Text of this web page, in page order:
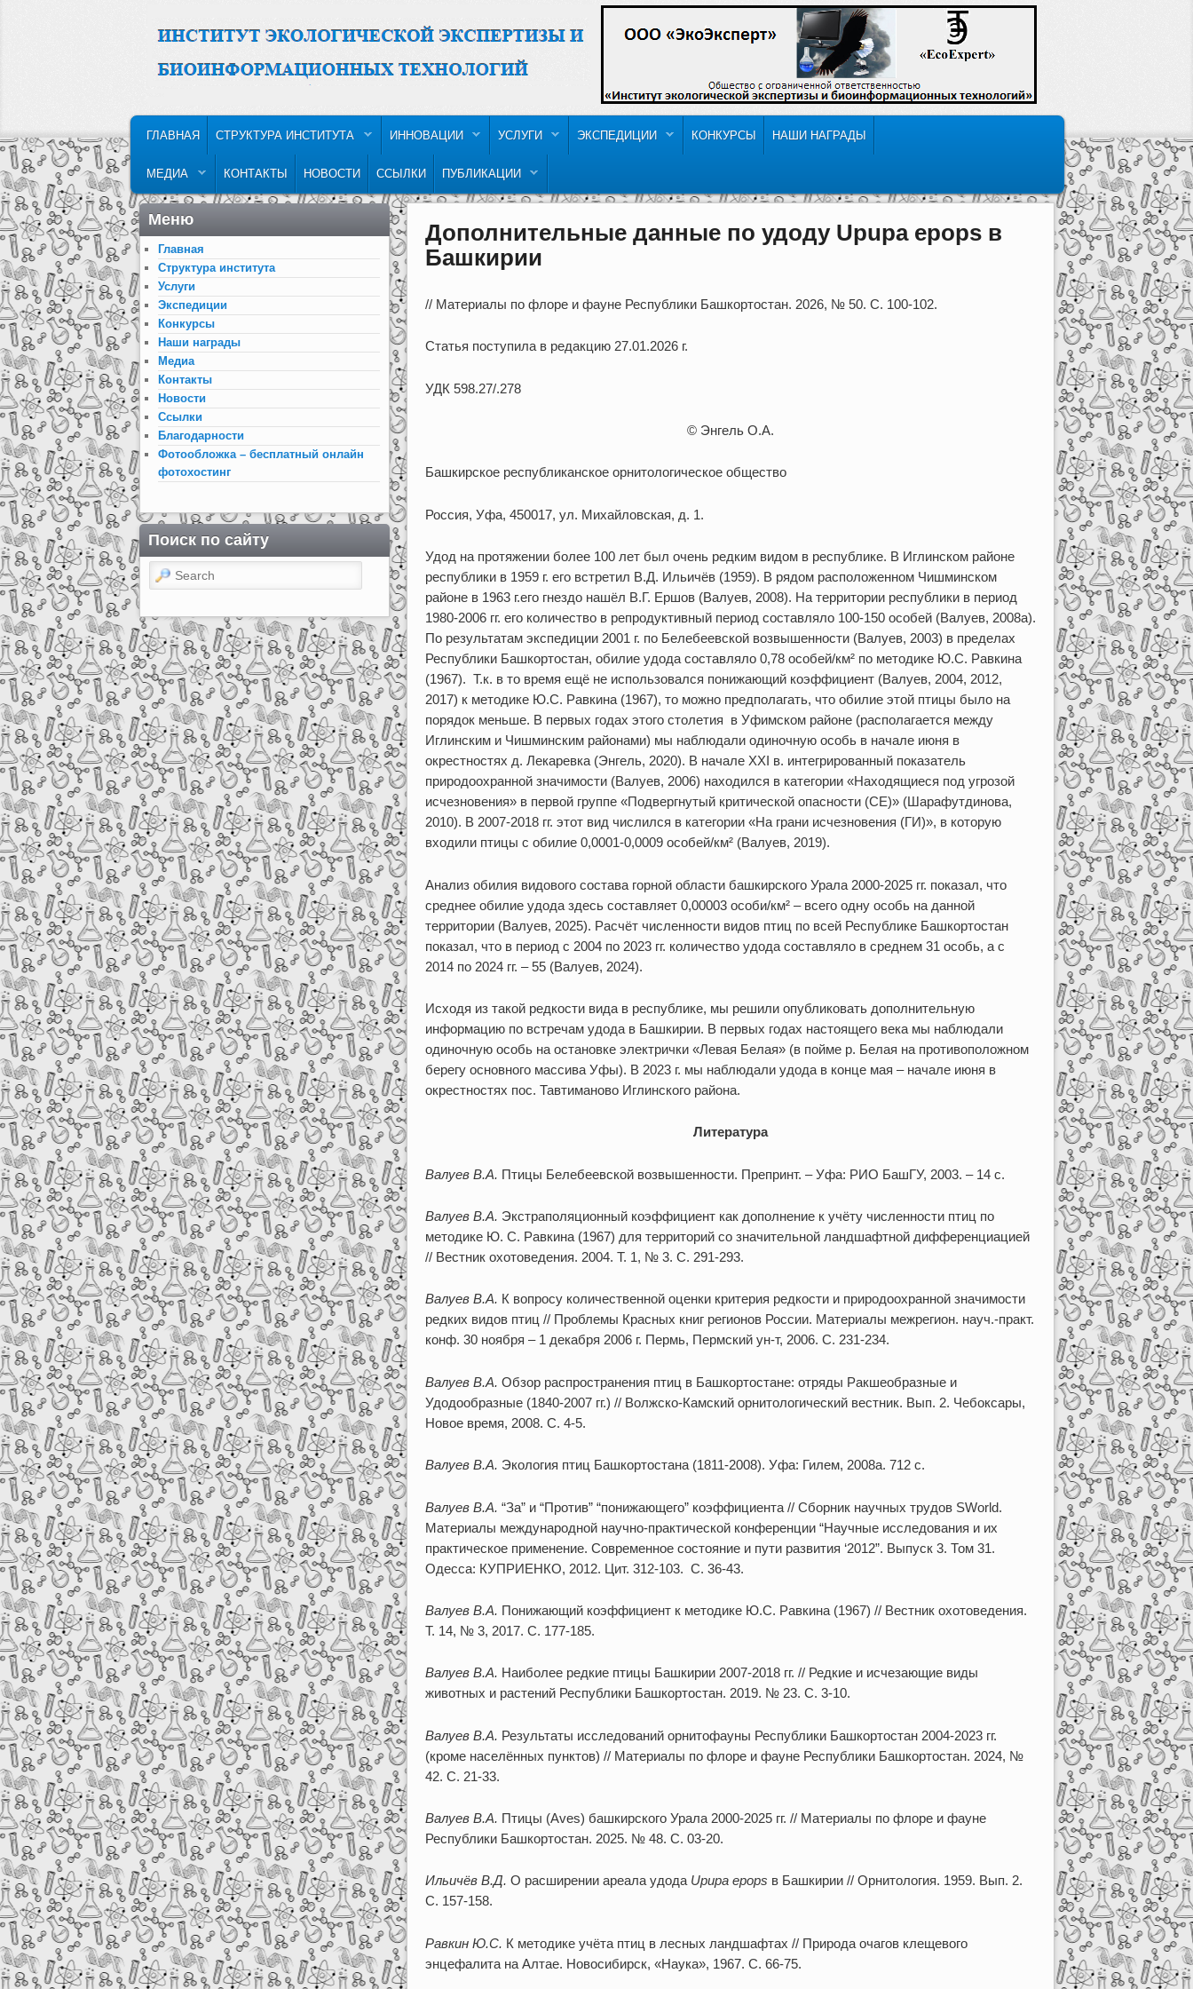
SKIP TO PRIMARY CONTENT
SKIP TO SECONDARY CONTENT
ГЛАВНАЯ СТРУКТУРА ИНСТИТУТА ИННОВАЦИИ УСЛУГИ ЭКСПЕДИЦИИ КОНКУРСЫ НАШИ НАГРАДЫ
МЕДИА КОНТАКТЫ НОВОСТИ ССЫЛКИ ПУБЛИКАЦИИ
Дополнительные данные по удоду Upupa epops в
Башкирии
// Материалы по флоре и фауне Республики Башкортостан. 2026, № 50. С. 100-102.
Статья поступила в редакцию 27.01.2026 г.
УДК 598.27/.278
© Энгель О.А.
Башкирское республиканское орнитологическое общество
Россия, Уфа, 450017, ул. Михайловская, д. 1.
Удод на протяжении более 100 лет был очень редким видом в республике. В Иглинском районе
республики в 1959 г. его встретил В.Д. Ильичёв (1959). В рядом расположенном Чишминском
районе в 1963 г.его гнездо нашёл В.Г. Ершов (Валуев, 2008). На территории республики в период
1980-2006 гг. его количество в репродуктивный период составляло 100-150 особей (Валуев, 2008а).
По результатам экспедиции 2001 г. по Белебеевской возвышенности (Валуев, 2003) в пределах
Республики Башкортостан, обилие удода составляло 0,78 особей/км² по методике Ю.С. Равкина
(1967). Т.к. в то время ещё не использовался понижающий коэффициент (Валуев, 2004, 2012,
2017) к методике Ю.С. Равкина (1967), то можно предполагать, что обилие этой птицы было на
порядок меньше. В первых годах этого столетия в Уфимском районе (располагается между
Иглинским и Чишминским районами) мы наблюдали одиночную особь в начале июня в
окрестностях д. Лекаревка (Энгель, 2020). В начале XXI в. интегрированный показатель
природоохранной значимости (Валуев, 2006) находился в категории «Находящиеся под угрозой
исчезновения» в первой группе «Подвергнутый критической опасности (CE)» (Шарафутдинова,
2010). В 2007-2018 гг. этот вид числился в категории «На грани исчезновения (ГИ)», в которую
входили птицы с обилие 0,0001-0,0009 особей/км² (Валуев, 2019).
Анализ обилия видового состава горной области башкирского Урала 2000-2025 гг. показал, что
среднее обилие удода здесь составляет 0,00003 особи/км² – всего одну особь на данной
территории (Валуев, 2025). Расчёт численности видов птиц по всей Республике Башкортостан
показал, что в период с 2004 по 2023 гг. количество удода составляло в среднем 31 особь, а с
2014 по 2024 гг. – 55 (Валуев, 2024).
Исходя из такой редкости вида в республике, мы решили опубликовать дополнительную
информацию по встречам удода в Башкирии. В первых годах настоящего века мы наблюдали
одиночную особь на остановке электрички «Левая Белая» (в пойме р. Белая на противоположном
берегу основного массива Уфы). В 2023 г. мы наблюдали удода в конце мая – начале июня в
окрестностях пос. Тавтиманово Иглинского района.
Литература
Валуев В.А. Птицы Белебеевской возвышенности. Препринт. – Уфа: РИО БашГУ, 2003. – 14 с.
Валуев В.А. Экстраполяционный коэффициент как дополнение к учёту численности птиц по
методике Ю. С. Равкина (1967) для территорий со значительной ландшафтной дифференциацией
// Вестник охотоведения. 2004. Т. 1, № 3. С. 291-293.
Валуев В.А. К вопросу количественной оценки критерия редкости и природоохранной значимости
редких видов птиц // Проблемы Красных книг регионов России. Материалы межрегион. науч.-практ.
конф. 30 ноября – 1 декабря 2006 г. Пермь, Пермский ун-т, 2006. C. 231-234.
Валуев В.А. Обзор распространения птиц в Башкортостане: отряды Ракшеобразные и
Удодообразные (1840-2007 гг.) // Волжско-Камский орнитологический вестник. Вып. 2. Чебоксары,
Новое время, 2008. С. 4-5.
Валуев В.А. Экология птиц Башкортостана (1811-2008). Уфа: Гилем, 2008а. 712 с.
Валуев В.А. “За” и “Против” “понижающего” коэффициента // Сборник научных трудов SWorld.
Материалы международной научно-практической конференции “Научные исследования и их
практическое применение. Современное состояние и пути развития ‘2012”. Выпуск 3. Том 31.
Одесса: КУПРИЕНКО, 2012. Цит. 312-103. С. 36-43.
Валуев В.А. Понижающий коэффициент к методике Ю.С. Равкина (1967) // Вестник охотоведения.
Т. 14, № 3, 2017. С. 177-185.
Валуев В.А. Наиболее редкие птицы Башкирии 2007-2018 гг. // Редкие и исчезающие виды
животных и растений Республики Башкортостан. 2019. № 23. С. 3-10.
Валуев В.А. Результаты исследований орнитофауны Республики Башкортостан 2004-2023 гг.
(кроме населённых пунктов) // Материалы по флоре и фауне Республики Башкортостан. 2024, №
42. С. 21-33.
Валуев В.А. Птицы (Aves) башкирского Урала 2000-2025 гг. // Материалы по флоре и фауне
Республики Башкортостан. 2025. № 48. С. 03-20.
Ильичёв В.Д. О расширении ареала удода Upupa epops в Башкирии // Орнитология. 1959. Вып. 2.
С. 157-158.
Равкин Ю.С. К методике учёта птиц в лесных ландшафтах // Природа очагов клещевого
энцефалита на Алтае. Новосибирск, «Наука», 1967. С. 66-75.
Меню
Главная
Структура института
Услуги
Экспедиции
Конкурсы
Наши награды
Медиа
Контакты
Новости
Ссылки
Благодарности
Фотообложка – бесплатный онлайн
фотохостинг
Поиск по сайту
Search